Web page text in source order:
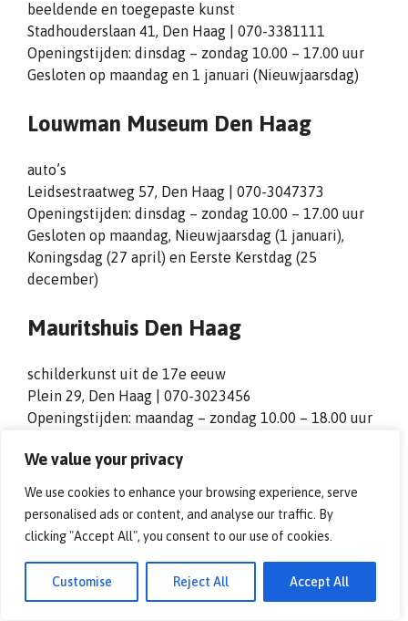
We value your privacy
We use cookies to enhance your browsing experience, serve
personalised ads or content, and analyse our traffic. By
clicking "Accept All", you consent to our use of cookies.
Customise Reject All Accept All
beeldende en toegepaste kunst
Stadhouderslaan 41, Den Haag | 070-3381111
Openingstijden: dinsdag – zondag 10.00 – 17.00 uur
Gesloten op maandag en 1 januari (Nieuwjaarsdag)
Louwman Museum Den Haag
auto’s
Leidsestraatweg 57, Den Haag | 070-3047373
Openingstijden: dinsdag – zondag 10.00 – 17.00 uur
Gesloten op maandag, Nieuwjaarsdag (1 januari),
Koningsdag (27 april) en Eerste Kerstdag (25
december)
Mauritshuis Den Haag
schilderkunst uit de 17e eeuw
Plein 29, Den Haag | 070-3023456
Openingstijden: maandag – zondag 10.00 – 18.00 uur
Gesloten op Nieuwjaarsdag (1 januari) en Eerste
Kerstdag (25 december)
Dordrechts Museum Dordrecht
beeldende kunst
Museumstraat 40, Dordrecht | 078-7708708